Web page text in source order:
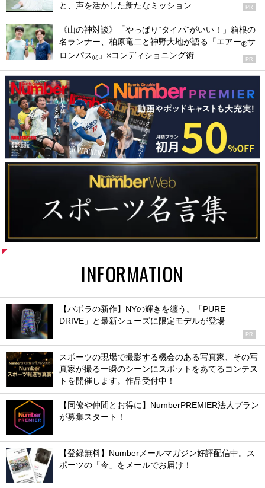
と、声を活かした新たなミッション
PR
《山の神対談》「やっぱり“タイパ”がいい！」箱根の
名ランナー、柏原竜二と神野大地が語る「エアー®サ
ロンパス® 」×コンディショニング術 PR
INFORMATION
【バボラの新作】NYの輝きを纏う。「PURE
DRIVE」と最新シューズに限定モデルが登場
PR
スポーツの現場で撮影する機会のある写真家、その写
真家が撮る一瞬のシーンにスポットをあてるコンテス
トを開催します。作品受付中！
【同僚や仲間とお得に】NumberPREMIER法人プラン
が募集スタート！
【登録無料】Numberメールマガジン好評配信中。ス
ポーツの「今」をメールでお届け！